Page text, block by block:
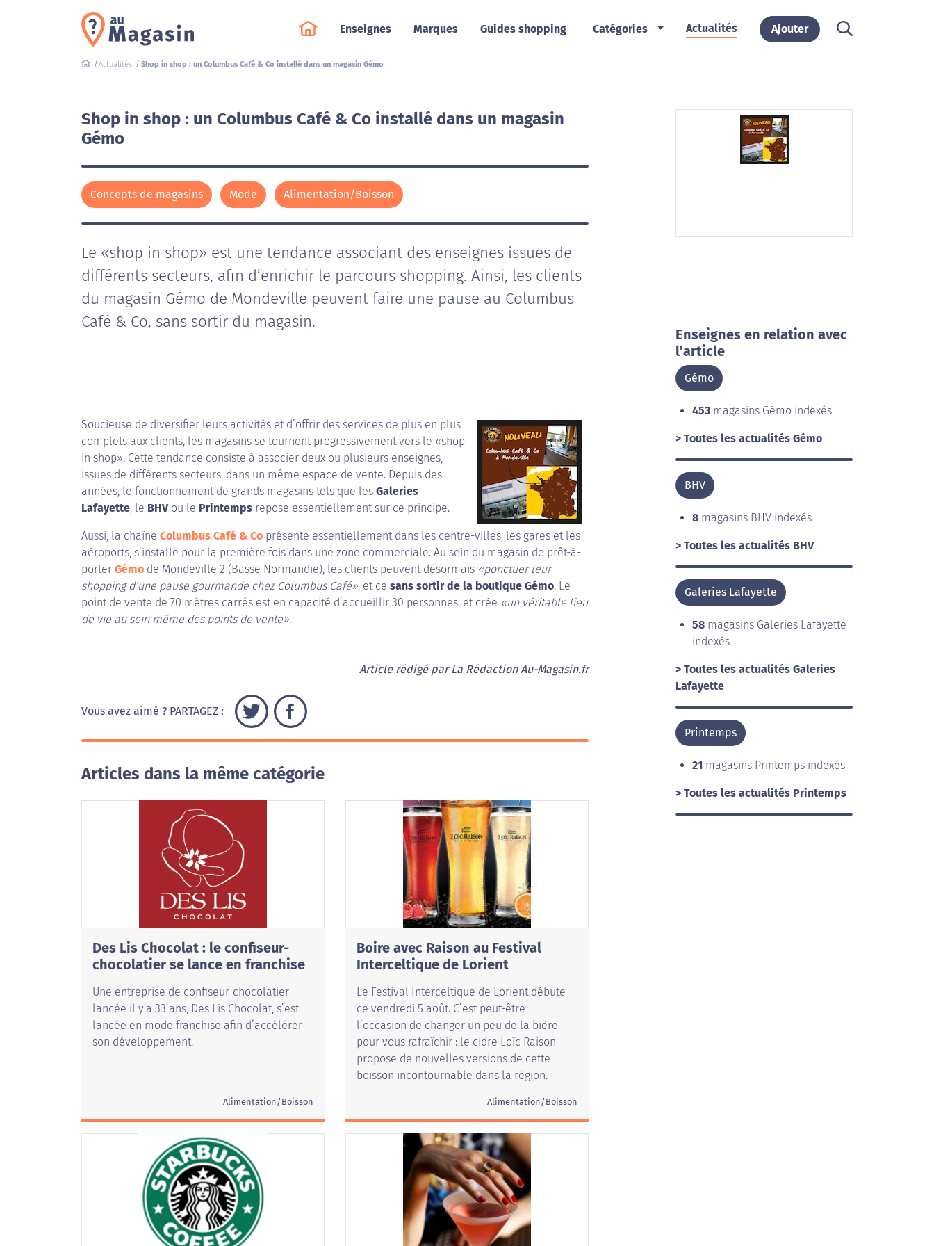
Enseignes Marques Guides shopping Catégories Actualités Ajouter
Actualités Shop in shop : un Columbus Café & Co installé dans un magasin Gémo
Shop in shop : un Columbus Café & Co installé dans un magasin
Gémo
Concepts de magasins Mode Alimentation/Boisson
Le «shop in shop» est une tendance associant des enseignes issues de
différents secteurs, afin d’enrichir le parcours shopping. Ainsi, les clients
du magasin Gémo de Mondeville peuvent faire une pause au Columbus
Café & Co, sans sortir du magasin.
Soucieuse de diversifier leurs activités et d’offrir des services de plus en plus
complets aux clients, les magasins se tournent progressivement vers le «shop
in shop». Cette tendance consiste à associer deux ou plusieurs enseignes,
issues de différents secteurs, dans un même espace de vente. Depuis des
années, le fonctionnement de grands magasins tels que les Galeries
Lafayette, le BHVou le Printemps repose essentiellement sur ce principe.
Aussi, la chaîne Columbus Café & Co présente essentiellement dans les centre-villes, les gares et les
aéroports, s’installe pour la première fois dans une zone commerciale. Au sein du magasin de prêt-à-
porter Gémo de Mondeville 2 (Basse Normandie), les clients peuvent désormais «ponctuer leur
shopping d’une pause gourmande chez Columbus Café», et ce sans sortir de la boutique Gémo. Le
point de vente de 70 mètres carrés est en capacité d’accueillir 30 personnes, et crée «un véritable lieu
de vie au sein même des points de vente».
Article rédigé par La Rédaction Au-Magasin.fr
Vous avez aimé ? PARTAGEZ :
Articles dans la même catégorie
Des Lis Chocolat : le confiseur-
chocolatier se lance en franchise
Une entreprise de confiseur-chocolatier
lancée il y a 33 ans, Des Lis Chocolat, s’est
lancée en mode franchise afin d’accélérer
son développement.
Alimentation/Boisson
Boire avec Raison au Festival
Interceltique de Lorient
Le Festival Interceltique de Lorient débute
ce vendredi 5 août. C’est peut-être
l’occasion de changer un peu de la bière
pour vous rafraîchir : le cidre Loïc Raison
propose de nouvelles versions de cette
boisson incontournable dans la région.
Alimentation/Boisson
Enseignes en relation avec
l'article
Gémo
453 magasins Gémo indexés
> Toutes les actualités Gémo
BHV
8 magasins BHV indexés
> Toutes les actualités BHV
Galeries Lafayette
58 magasins Galeries Lafayette
indexés
> Toutes les actualités Galeries
Lafayette
Printemps
21 magasins Printemps indexés
> Toutes les actualités Printemps